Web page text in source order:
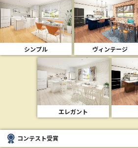
シンプル ヴィンテージ
エレガント
コンテスト受賞